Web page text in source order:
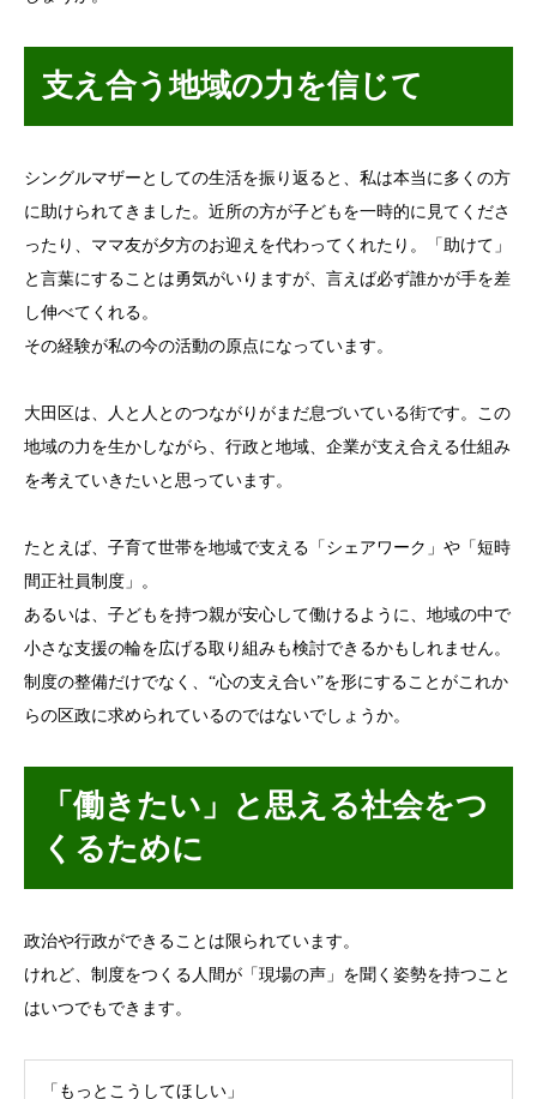
支え合う地域の力を信じて
シングルマザーとしての生活を振り返ると、私は本当に多くの方
に助けられてきました。近所の方が子どもを一時的に見てくださ
ったり、ママ友が夕方のお迎えを代わってくれたり。「助けて」
と言葉にすることは勇気がいりますが、言えば必ず誰かが手を差
し伸べてくれる。
その経験が私の今の活動の原点になっています。
大田区は、人と人とのつながりがまだ息づいている街です。この
地域の力を生かしながら、行政と地域、企業が支え合える仕組み
を考えていきたいと思っています。
たとえば、子育て世帯を地域で支える「シェアワーク」や「短時
間正社員制度」。
あるいは、子どもを持つ親が安心して働けるように、地域の中で
小さな支援の輪を広げる取り組みも検討できるかもしれません。
制度の整備だけでなく、“心の支え合い”を形にすることがこれか
らの区政に求められているのではないでしょうか。
「働きたい」と思える社会をつ
くるために
政治や行政ができることは限られています。
けれど、制度をつくる人間が「現場の声」を聞く姿勢を持つこと
はいつでもできます。
「もっとこうしてほしい」